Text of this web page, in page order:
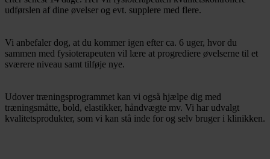
udførslen af dine øvelser og evt. supplere med flere.
Vi anbefaler dog, at du kommer igen efter ca. 6 uger, hvor du
sammen med fysioterapeuten vil lære at progrediere øvelserne til et
sværere niveau samt tilføje nye.
Udover træningsprogrammet kan vi også hjælpe dig med
træningsmåtte, bold, elastikker, håndvægte mv. Vi har udvalgt
kvalitetsprodukter, som vi kan stå inde for og selv bruger i klinikken.